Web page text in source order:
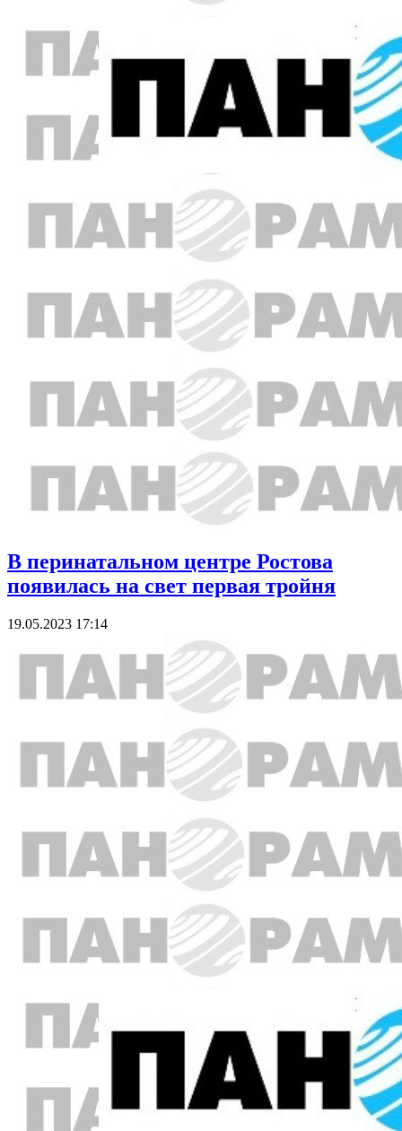
В перинатальном центре Ростова
появилась на свет первая тройня
19.05.2023 17:14